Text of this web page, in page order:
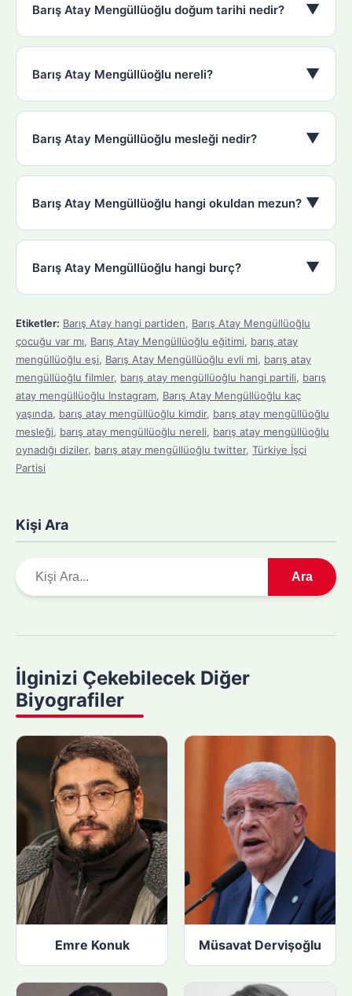
Barış Atay Mengüllüoğlu doğum tarihi nedir? ▼
Barış Atay Mengüllüoğlu nereli? ▼
Barış Atay Mengüllüoğlu mesleği nedir? ▼
Barış Atay Mengüllüoğlu hangi okuldan mezun? ▼
Barış Atay Mengüllüoğlu hangi burç? ▼
Etiketler: Barış Atay hangi partiden, Barış Atay Mengüllüoğlu
çocuğu var mı, Barış Atay Mengüllüoğlu eğitimi, barış atay
mengüllüoğlu eşi, Barış Atay Mengüllüoğlu evli mi, barış atay
mengüllüoğlu filmler, barış atay mengüllüoğlu hangi partili, barış
atay mengüllüoğlu Instagram, Barış Atay Mengüllüoğlu kaç
yaşında, barış atay mengüllüoğlu kimdir, barış atay mengüllüoğlu
mesleği, barış atay mengüllüoğlu nereli, barış atay mengüllüoğlu
oynadığı diziler, barış atay mengüllüoğlu twitter, Türkiye İşçi
Partisi
Kişi Ara
r
y
a
p
n
Ara
İlginizi Çekebilecek Diğer
Biyografiler
Emre Konuk Müsavat Dervişoğlu